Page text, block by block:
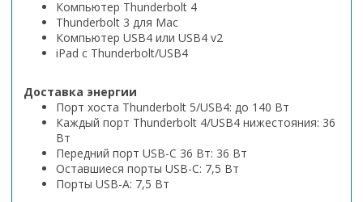
Компьютер Thunderbolt 4
Thunderbolt 3 для Mac
Компьютер USB4 или USB4 v2
iPad с Thunderbolt/USB4
Доставка энергии
Порт хоста Thunderbolt 5/USB4: до 140 Вт
Каждый порт Thunderbolt 4/USB4 нижестояния: 36
Вт
Передний порт USB-C 36 Вт: 36 Вт
Оставшиеся порты USB-C: 7,5 Вт
Порты USB-A: 7,5 Вт